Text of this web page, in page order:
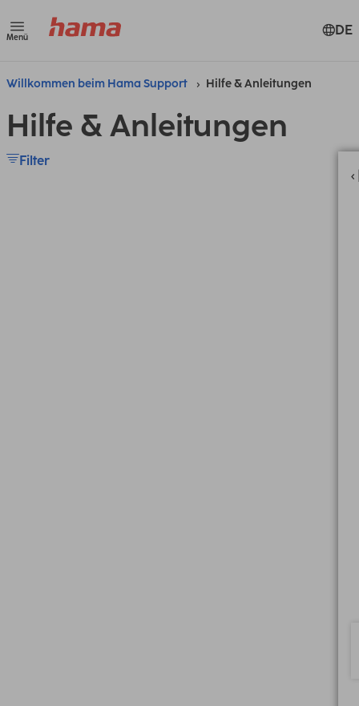
Menü DE
Willkommen beim Hama Support Hilfe & Anleitungen
Hilfe & Anleitungen
Filter